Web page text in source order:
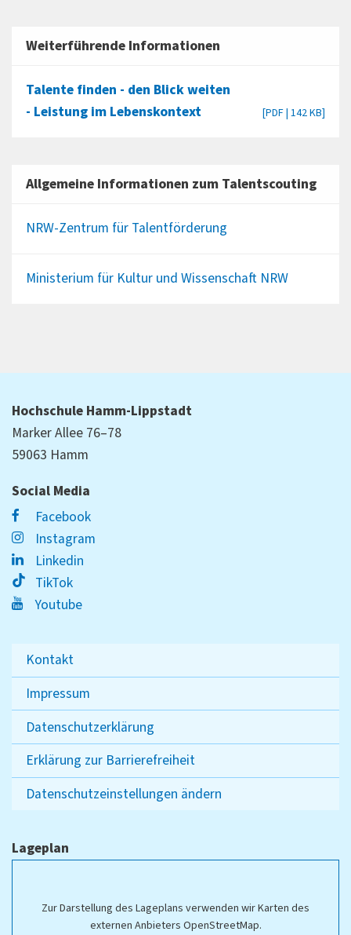
Weiterführende Informationen
Talente finden - den Blick weiten
- Leistung im Lebenskontext
[PDF | 142 KB]
Allgemeine Informationen zum Talentscouting
NRW-Zentrum für Talentförderung
Ministerium für Kultur und Wissenschaft NRW
Hochschule Hamm-Lippstadt
Marker Allee 76–78
59063 Hamm
Social Media
Facebook
Instagram
Linkedin
TikTok
Youtube
Kontakt
Impressum
Datenschutzerklärung
Erklärung zur Barrierefreiheit
Datenschutzeinstellungen ändern
Lageplan
Zur Darstellung des Lageplans verwenden wir Karten des
externen Anbieters OpenStreetMap.